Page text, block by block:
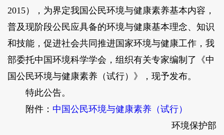
2015），为界定我国公民环境与健康素养基本内容，
普及现阶段公民应具备的环境与健康基本理念、知识
和技能，促进社会共同推进国家环境与健康工作，我
部委托中国环境科学学会，组织有关专家编制了《中
国公民环境与健康素养（试行）》，现予发布。
特此公告。
附件： 中国公民环境与健康素养（试行）
环境保护部